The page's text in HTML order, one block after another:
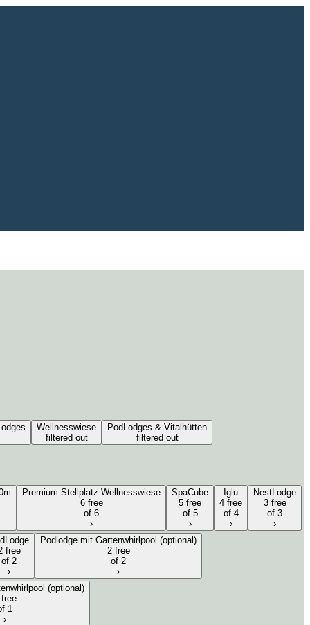
Wellnesswiese
filtered out
PodLodges & Vitalhütten
filtered out
Premium Stellplatz Wellnesswiese
6 free
of 6
›
SpaCube
5 free
of 5
›
Iglu
4 free
of 4
›
NestLodge
3 free
of 3
›
free
of 2
›
Podlodge mit Gartenwhirlpool (optional)
2 free
of 2
›
(optional)
1
›